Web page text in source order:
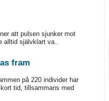
att pulsen sjunker mot
självklart va..
fram
på 220 individer har
tid, tillsammans med